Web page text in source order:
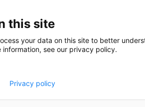
Powered by SURF
this site
your data on this site to better
information, see our privacy policy.
Privacy policy